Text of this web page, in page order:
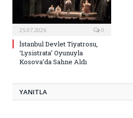
25.07.2026 0
İstanbul Devlet Tiyatrosu,
‘Lysistrata’ Oyunuyla
Kosova’da Sahne Aldı
YANITLA